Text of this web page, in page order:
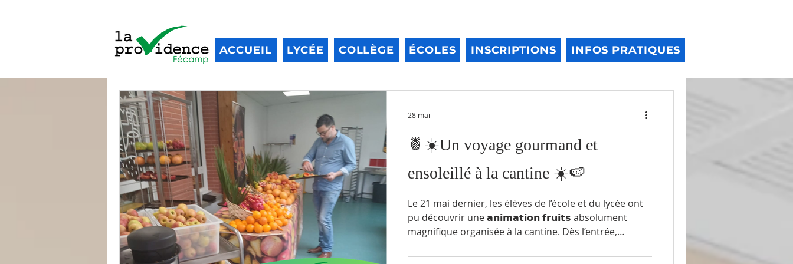
ACCUEIL LYCÉE COLLÈGE ÉCOLES INSCRIPTIONS INFOS PRATIQUES
🍍☀️Un voyage gourmand et
ensoleillé à la cantine ☀️🍉
Le 21 mai dernier, les élèves de l’école et du lycée ont
pu découvrir une 𝗮𝗻𝗶𝗺𝗮𝘁𝗶𝗼𝗻 𝗳𝗿𝘂𝗶𝘁𝘀 absolument
magnifique organisée à la cantine. Dès l’entrée,
décor tropical : une explosion de couleurs, de
28 mai